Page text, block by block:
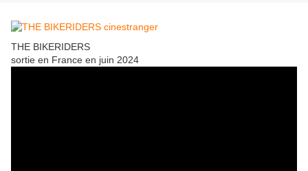
THE BIKERIDERS
sortie en France en juin 2024